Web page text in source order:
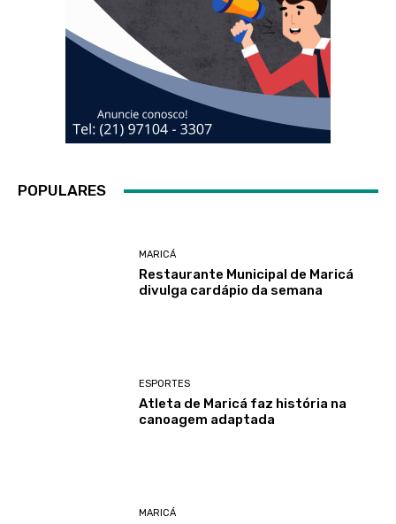
POPULARES
MARICÁ
Restaurante Municipal de Maricá
divulga cardápio da semana
ESPORTES
Atleta de Maricá faz história na
canoagem adaptada
MARICÁ